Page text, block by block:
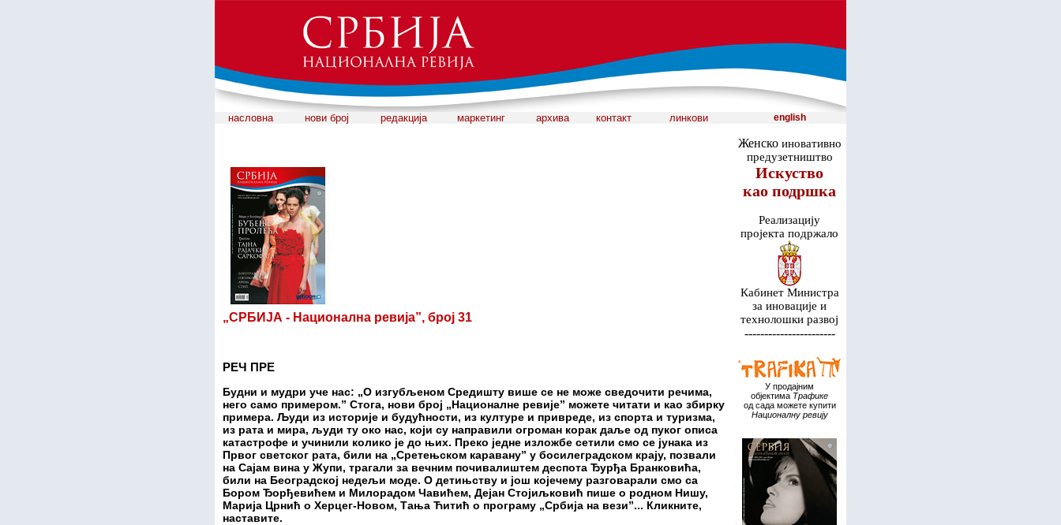
насловна нови број редакција маркетинг архива контакт линкови english
„СРБИЈА - Национална ревија”, број 31
РЕЧ ПРЕ
Будни и мудри уче нас: „О изгубљеном Средишту више се не може сведочити речима,
него само примером.” Стога, нови број „Националне ревије” можете читати и као збирку
примера. Људи из историје и будућности, из културе и привреде, из спорта и туризма,
из рата и мира, људи ту око нас, који су направили огроман корак даље од пуког описа
катастрофе и учинили колико је до њих. Преко једне изложбе сетили смо се јунака из
Првог светског рата, били на „Сретењском каравану” у босилеградском крају, позвали
на Сајам вина у Жупи, трагали за вечним почивалиштем деспота Ђурђа Бранковића,
били на Београдској недељи моде. О детињству и још којечему разговарали смо са
Бором Ђорђевићем и Милорадом Чавићем, Дејан Стојиљковић пише о родном Нишу,
Марија Црнић о Херцег-Новом, Тања Ћитић о програму „Србија на вези”... Кликните,
наставите.
Женскоиновативно
предузетништвo
Искуство
као подршка
Реализацију
пројекта подржало
Кабинет Министра
за иновације и
технолошки развој
-----------------------
У продајним
објектима Трафике
од сада можете купити
Националну ревију